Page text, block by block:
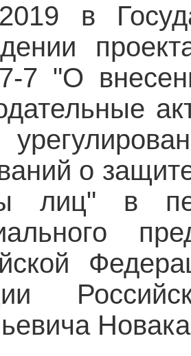
в
7 "О
о
лиц" в